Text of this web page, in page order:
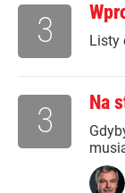
Listy
3
Na
3